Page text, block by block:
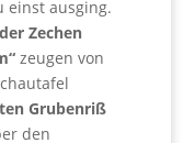
einst ausging.
Zechen
zeugen von
Grubenriß
den